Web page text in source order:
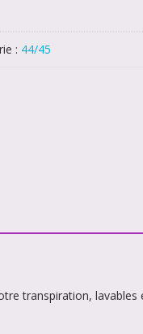
: 44/45
transpiration, lavables